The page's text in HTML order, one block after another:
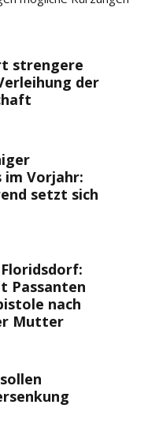
strengere
der
im Vorjahr:
setzt sich
Passanten
nach
Mutter